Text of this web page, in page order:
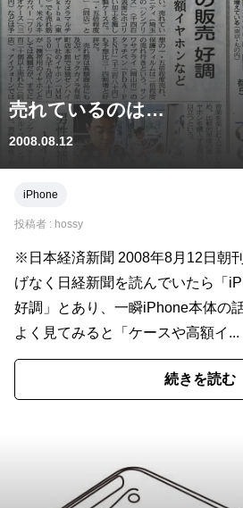
売れているのは…
2008.08.12
iPhone
投稿者 : hossy
※日本経済新聞 2008年8月12日朝
げなく日経新聞を読んでいたら「
好調」とあり、一瞬iPhone本体の
よく見てみると「ケースや高額イ...
続きを読む